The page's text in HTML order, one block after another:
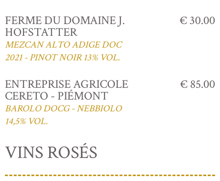
FERME DU DOMAINE J.
HOFSTATTER
MEZCAN ALTO ADIGE DOC
2021 - PINOT NOIR 13% VOL.
€ 30.00
ENTREPRISE AGRICOLE
CERETO - PIÉMONT
BAROLO DOCG - NEBBIOLO
14,5% VOL.
€ 85.00
VINS ROSÉS